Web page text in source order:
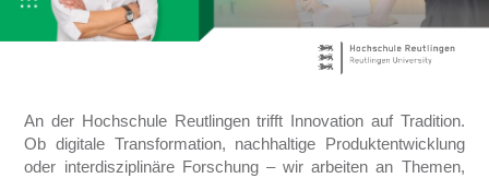
An der Hochschule Reutlingen trifft Innovation auf Tradition.
Ob digitale Transformation, nachhaltige Produktentwicklung
oder interdisziplinäre Forschung – wir arbeiten an Themen,